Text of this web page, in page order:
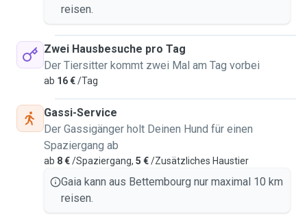
reisen.
Zwei Hausbesuche pro Tag
Der Tiersitter kommt zwei Mal am Tag vorbei
ab 16 €/Tag
Gassi-Service
Der Gassigänger holt Deinen Hund für einen
Spaziergang ab
ab 8 €/Spaziergang, 5 €/Zusätzliches Haustier
Gaia kann aus Bettembourg nur maximal 10 km
reisen.